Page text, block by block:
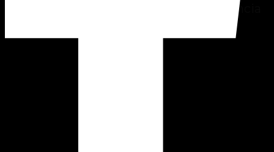
Más ventas y eficiencia con inteligencia